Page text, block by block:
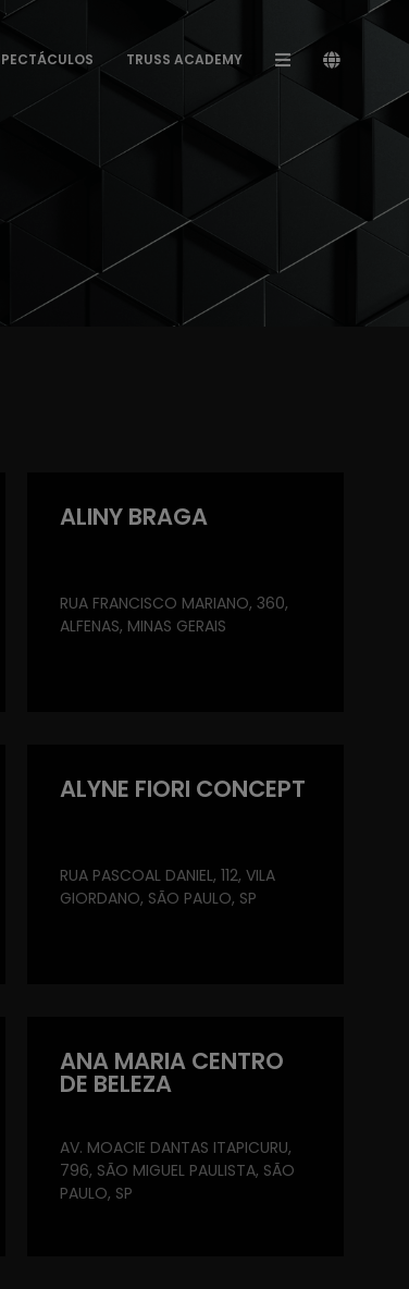
TRUSS ACADEMY
ALINY BRAGA
RUA FRANCISCO MARIANO, 360,
ALFENAS, MINAS GERAIS
ALYNE FIORI CONCEPT
RUA PASCOAL DANIEL, 112, VILA
GIORDANO, SÃO PAULO, SP
ANA MARIA CENTRO
DE BELEZA
AV. MOACIE DANTAS ITAPICURU,
796, SÃO MIGUEL PAULISTA, SÃO
PAULO, SP